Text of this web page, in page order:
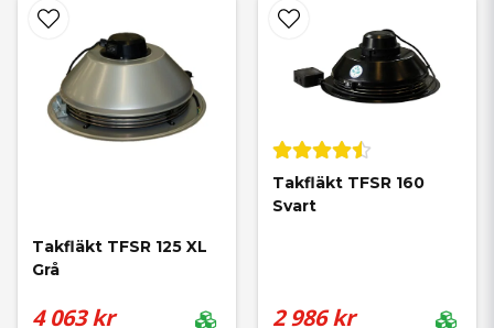
Takfläkt TFSR 125 XL
Grå
4 063 kr
Takfläkt TFSR 160
Svart
2 986 kr